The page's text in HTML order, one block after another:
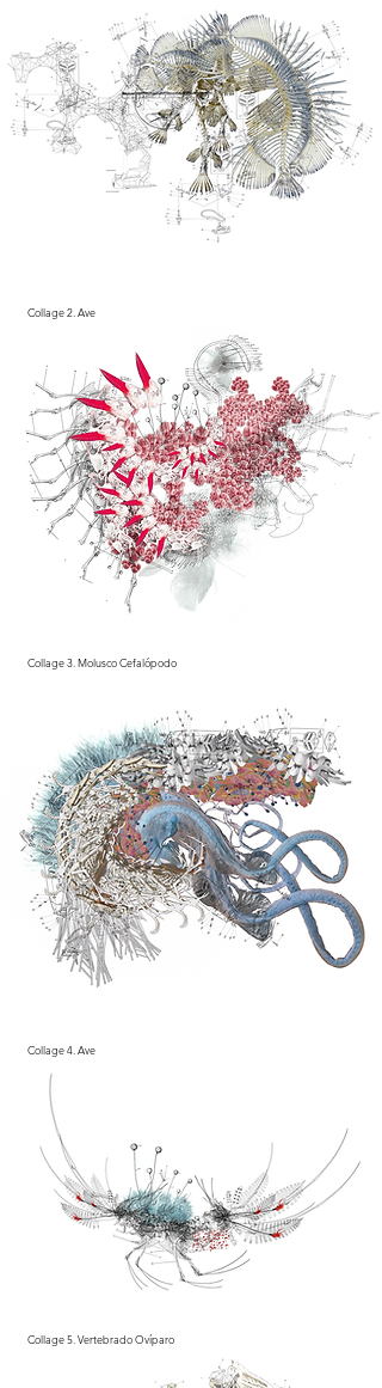
Collage 2. Ave
Collage 3. Molusco Cefalópodo
Collage 4. Ave
Collage 5. Vertebrado Ovíparo